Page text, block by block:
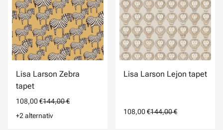
Lisa Larson Zebra
tapet
108,00 €144,00 €
+2 alternativ
Lisa Larson Lejon tapet
108,00 €144,00 €